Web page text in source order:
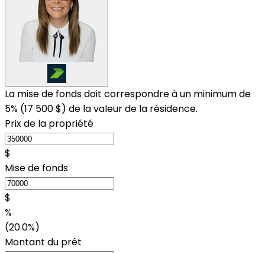
La mise de fonds doit correspondre à un minimum de
5% (17 500 $) de la valeur de la résidence.
Prix de la propriété
$
Mise de fonds
$
%
(20.0%)
Montant du prêt